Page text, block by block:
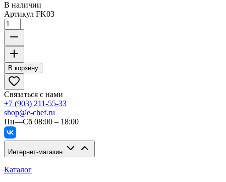
В наличии
Артикул FK03
В корзину
Связаться с нами
+7 (903) 211-55-33
shop@e-chef.ru
Пн—Сб 08:00 – 18:00
Интернет-магазин
Каталог